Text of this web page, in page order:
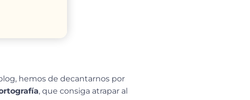
hemos de decantarnos por
, que consiga atrapar al